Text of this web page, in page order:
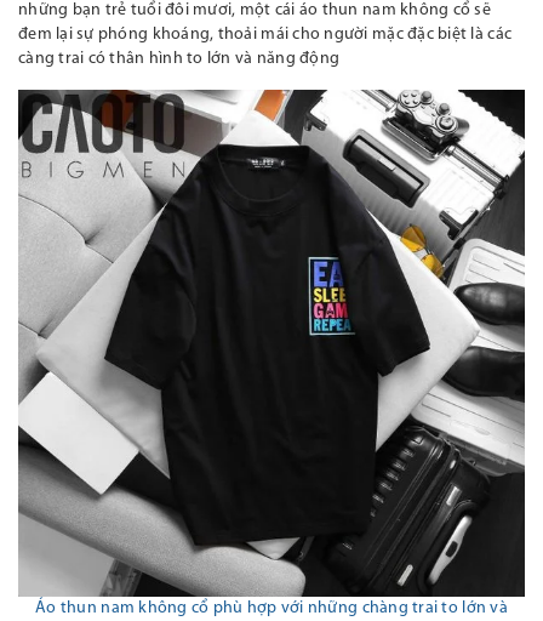
những bạn trẻ tuổi đôi mươi, một cái áo thun nam không cổ sẽ
đem lại sự phóng khoáng, thoải mái cho người mặc đặc biệt là các
càng trai có thân hình to lớn và năng động
Áo thun nam không cổ phù hợp với những chàng traito lớn và